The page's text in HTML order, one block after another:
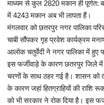
धर्म
मनोरंजन
बिजनेस
राशिफल
माध्यम से कुल 2820 मकान ही पूर्णत:
में 4243 मकान अब भी लापता हैं।
मंगलवार को छतरपुर नगर पालिका
चाबी सौंपकर गृह प्रवेश कार्यक्रम
आलोक चतुर्वेदी ने नगर पालिका में हुए
इस फर्जीवाड़े के कारण छतरपुर जिले
चरणों के साथ ठहर गई है। शासन को
के कारण जहां हितग्राहियों की राशि
को भी सरकार ने रोक दिया है। इस